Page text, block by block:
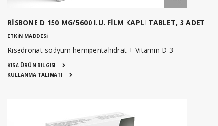
RİSBONE D 150 MG/5600 I.U. FİLM KAPLI TABLET, 3 ADET
ETKİN MADDESİ
Risedronat sodyum hemipentahidrat + Vitamin D 3
KISA ÜRÜN BILGISI
KULLANMA TALIMATI